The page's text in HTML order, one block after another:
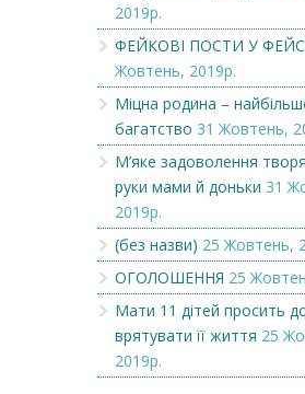
2019р.
ФЕЙКОВІ ПОСТИ У
Жовтень, 2019р.
Міцна родина –
багатство 31 Жовтень,
М’яке задоволення
руки мами й доньки 31
2019р.
(без назви) 25 Жовтень,
ОГОЛОШЕННЯ 25
Мати 11 дітей просить
врятувати її життя 25
2019р.